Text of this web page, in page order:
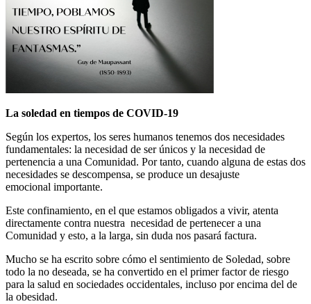
La soledad en tiempos de COVID-19
Según los expertos, los seres humanos tenemos dos necesidades
fundamentales: la necesidad de ser únicos y la necesidad de
pertenencia a una Comunidad. Por tanto, cuando alguna de estas dos
necesidades se descompensa, se produce un desajuste
emocional importante.
Este confinamiento, en el que estamos obligados a vivir, atenta
directamente contra nuestra necesidad de pertenecer a una
Comunidad y esto, a la larga, sin duda nos pasará factura.
Mucho se ha escrito sobre cómo el sentimiento de Soledad, sobre
todo la no deseada, se ha convertido en el primer factor de riesgo
para la salud en sociedades occidentales, incluso por encima del de
la obesidad.